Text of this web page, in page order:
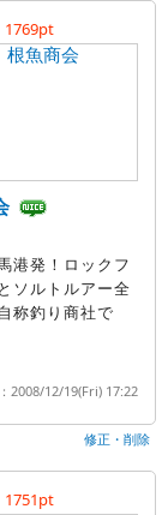
1769pt
港発！ロックフ
ソルトルアー全
称釣り商社で
2008/12/19(Fri) 17:22
修正・削除
1751pt